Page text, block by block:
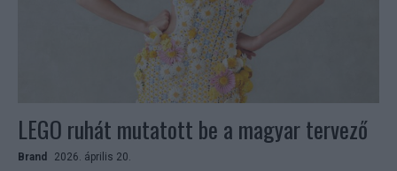
LEGO ruhát mutatott be a magyar tervező
Brand 2026. április 20.